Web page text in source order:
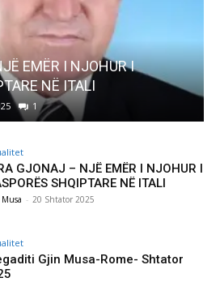
Rome- Shtator 2025
0
GJONAJ – NJË EMËR I NJOHUR I
SHQIPTARE NË ITALI
- 20 Shtator 2025
Gjin Musa-Rome- Shtator